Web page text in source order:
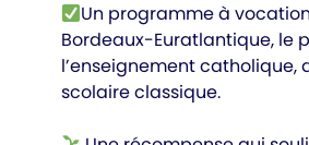
Un programme à
Bordeaux-Euratlantique, le
l’enseignement
scolaire classique.